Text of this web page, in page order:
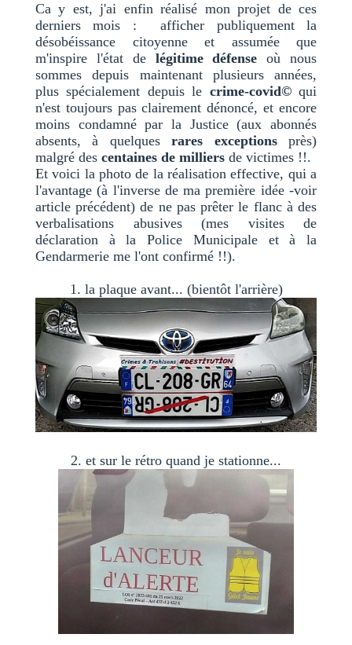
Ca y est, j'ai enfin réalisé mon projet de ces
derniers mois : afficher publiquement la
désobéissance citoyenne et assumée que
m'inspire l'état de légitime défense où nous
sommes depuis maintenant plusieurs années,
plus spécialement depuis le crime-covid©qui
n'est toujours pas clairement dénoncé, et encore
moins condamné par la Justice (aux abonnés
absents, à quelquesrares exceptionsprès)
malgré des centaines de milliers de victimes !!.
Et voici la photo de la réalisation effective, qui a
l'avantage (à l'inverse de ma première idée -voir
article précédent) de ne pas prêter le flanc à des
verbalisations abusives (mes visites de
déclaration à la Police Municipale et à la
Gendarmerie me l'ont confirmé !!).
1. la plaque avant... (bientôt l'arrière)
2. et sur le rétro quand je stationne...